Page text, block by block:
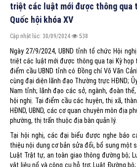
triệt các luật mới được thông qua
Quốc hội khóa XV
Cập nhật lúc: 30/09/2024 538
Ngày 27/9/2024, UBND tỉnh tổ chức Hội
triệt các luật mới được thông qua tại Kỳ họp
điểm cầu UBND tỉnh có Đồng chí Võ Văn
cùng đại diện lãnh đạo Thường trực HĐND;
Nam tỉnh; lãnh đạo các sở, ngành, đoàn
hội nghị. Tại điểm cầu các huyện, thị xã,
HĐND, UBND, các cơ quan chuyên môn địa
phường, thị trấn thuộc địa bàn quản lý.
Tại hội nghị, các đại biểu được nghe báo
thiệu nội dung cơ bản sửa đổi, bổ sung một
Luật Trật tự, an toàn giao thông đường bộ;
vật liệu nổ và công cụ hỗ trợ; Luật Đường